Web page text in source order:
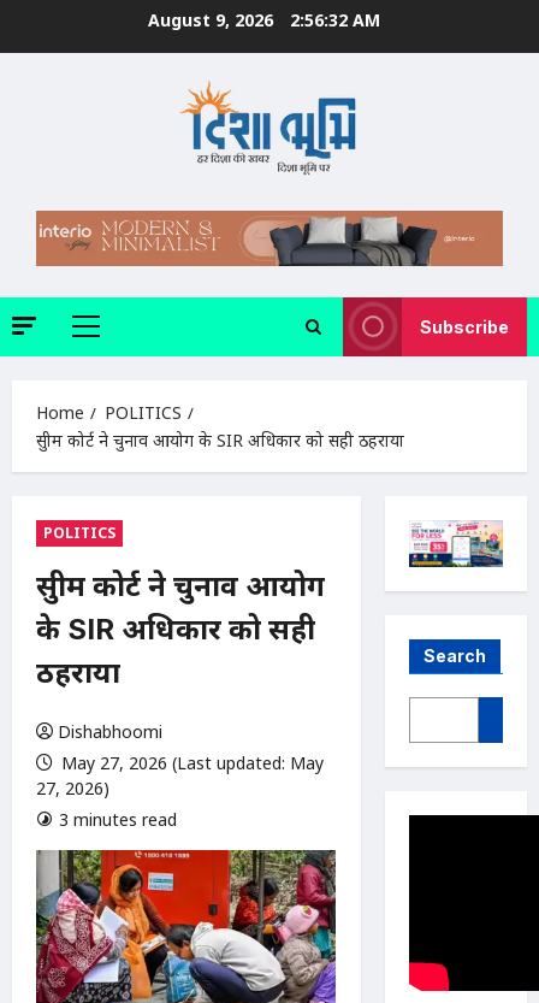
August 9, 2026 2:56:33 AM
Primary
Subscribe
Home
POLITICS
सुप्रीम कोर्ट ने चुनाव आयोग के SIR अधिकार को सही ठहराया
POLITICS
सुप्रीम कोर्ट ने चुनाव आयोग
के SIR अधिकार को सही
ठहराया
Dishabhoomi
May 27, 2026 (Last updated: May
27, 2026)
3 minutes read
Search